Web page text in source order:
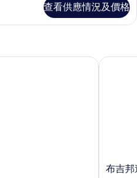
查看供應情況及價格
布
布吉邦
布吉邦